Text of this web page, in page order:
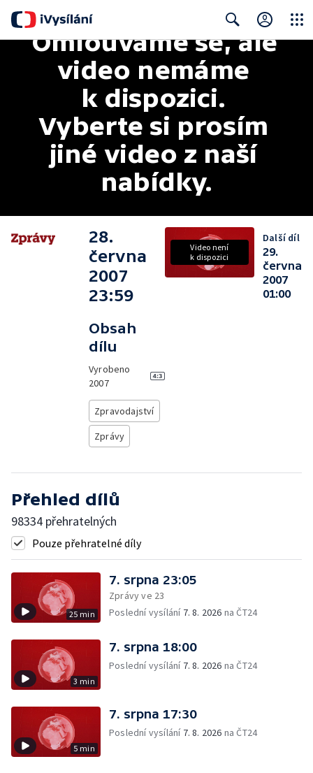
Search
Omlouváme se, ale
video nemáme
k dispozici.
Vyberte si prosím
jiné video z naší
nabídky.
28.
června
2007
23:59
Obsah
dílu
Vyrobeno
2007
Zpravodajství
Zprávy
Video není
k dispozici
Další díl
29.
června
2007
01:00
Přehled dílů
98334 přehratelných
Pouze přehratelné díly
25 min
7. srpna 23:05
Zprávy ve 23
Poslední vysílání 7. 8. 2026 na ČT24
3 min
7. srpna 18:00
Poslední vysílání 7. 8. 2026 na ČT24
5 min
7. srpna 17:30
Poslední vysílání 7. 8. 2026 na ČT24